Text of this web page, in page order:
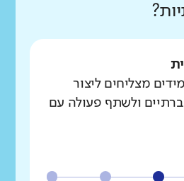
מצליחים ליצור
ולשתף פעולה עם